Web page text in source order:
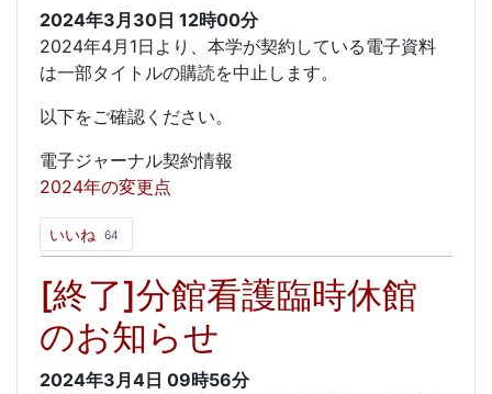
2024年3月30日 12時00分
2024年4月1日より、本学が契約している電子資料
は一部タイトルの購読を中止します。
以下をご確認ください。
電子ジャーナル契約情報
2024年の変更点
いいね 64
[終了]分館看護臨時休館
のお知らせ
2024年3月4日 09時56分